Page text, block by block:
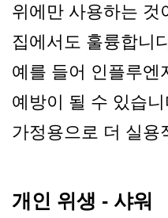
위에만 사용하는 것
집에서도 훌륭합니
예를 들어 인플루엔
예방이 될 수 있습
가정용으로 더 실용
개인 위생 - 샤워